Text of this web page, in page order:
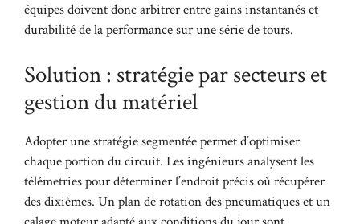
équipes doivent donc arbitrer entre gains instantanés et
durabilité de la performance sur une série de tours.
Solution : stratégie par secteurs et
gestion du matériel
Adopter une stratégie segmentée permet d’optimiser
chaque portion du circuit. Les ingénieurs analysent les
télémetries pour déterminer l’endroit précis où récupérer
des dixièmes. Un plan de rotation des pneumatiques et un